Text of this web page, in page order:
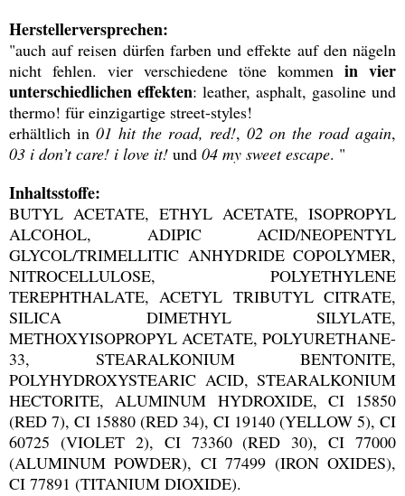
Herstellerversprechen:
"auch auf reisen dürfen farben und effekte auf den nägeln
nicht fehlen. vier verschiedene töne kommen in vier
unterschiedlichen effekten: leather, asphalt, gasoline und
thermo! für einzigartige street-styles!
erhältlich in 01 hit the road, red!, 02 on the road again,
03 i don’t care! i love it! und 04 my sweet escape. "
Inhaltsstoffe:
BUTYL ACETATE, ETHYL ACETATE, ISOPROPYL
ALCOHOL, ADIPIC ACID/NEOPENTYL
GLYCOL/TRIMELLITIC ANHYDRIDE COPOLYMER,
NITROCELLULOSE, POLYETHYLENE
TEREPHTHALATE, ACETYL TRIBUTYL CITRATE,
SILICA DIMETHYL SILYLATE,
METHOXYISOPROPYL ACETATE, POLYURETHANE-
33, STEARALKONIUM BENTONITE,
POLYHYDROXYSTEARIC ACID, STEARALKONIUM
HECTORITE, ALUMINUM HYDROXIDE, CI 15850
(RED 7), CI 15880 (RED 34), CI 19140 (YELLOW 5), CI
60725 (VIOLET 2), CI 73360 (RED 30), CI 77000
(ALUMINUM POWDER), CI 77499 (IRON OXIDES),
CI 77891 (TITANIUM DIOXIDE).